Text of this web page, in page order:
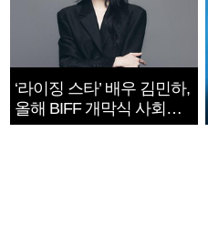
‘라이징 스타’ 배우 김민하,
올해 BIFF 개막식 사회자
확정